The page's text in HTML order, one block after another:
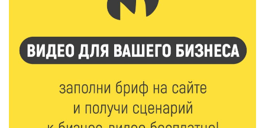
необычная лекция об истории танцевальной
музыки
Завершается обустройство трассы